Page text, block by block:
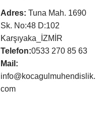
Adres: Tuna Mah. 1690
Sk. No:48 D:102
Karşıyaka_İZMİR
Telefon:0533 270 85 63
Mail:
info@kocagulmuhendislik.
com